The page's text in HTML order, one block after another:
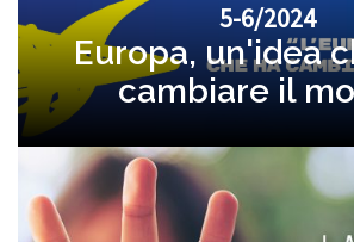
5-6/2024
Europa, un'idea
cambiare il